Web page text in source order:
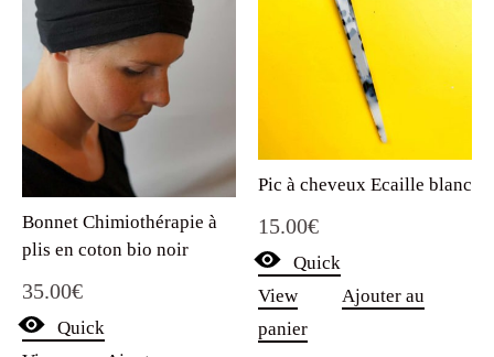
Bonnet Chimiothérapie à
plis en coton bio noir
35.00€
Quick
Pic à cheveux Ecaille blanc
15.00€
Quick
View
Ajouter au
panier